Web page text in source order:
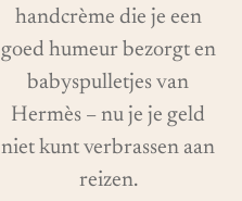
handcrème die je een
goed humeur bezorgt en
babyspulletjes van
Hermès – nu je je geld
niet kunt verbrassen aan
reizen.